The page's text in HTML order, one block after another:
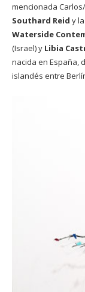
mencionada
Southard Reid y
Waterside
(Israel) y Libia
nacida en España,
islandés entre